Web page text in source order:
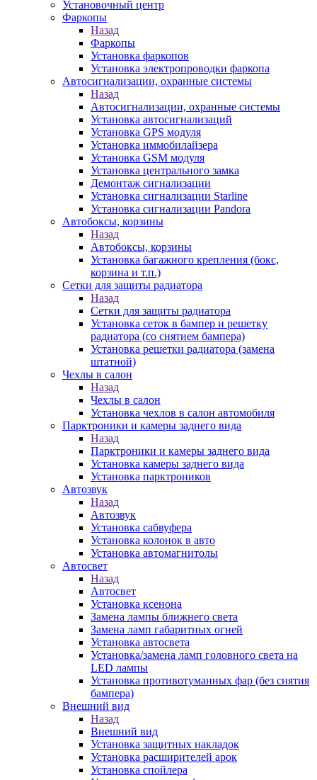
Установочный центр
Фаркопы
Назад
Фаркопы
Установка фаркопов
Установка электропроводки фаркопа
Автосигнализации, охранные системы
Назад
Автосигнализации, охранные системы
Установка автосигнализаций
Установка GPS модуля
Установка иммобилайзера
Установка GSM модуля
Установка центрального замка
Демонтаж сигнализации
Установка сигнализации Starline
Установка сигнализации Pandora
Автобоксы, корзины
Назад
Автобоксы, корзины
Установка багажного крепления (бокс,
корзина и т.п.)
Сетки для защиты радиатора
Назад
Сетки для защиты радиатора
Установка сеток в бампер и решетку
радиатора (со снятием бампера)
Установка решетки радиатора (замена
штатной)
Чехлы в салон
Назад
Чехлы в салон
Установка чехлов в салон автомобиля
Парктроники и камеры заднего вида
Назад
Парктроники и камеры заднего вида
Установка камеры заднего вида
Установка парктроников
Автозвук
Назад
Автозвук
Установка сабвуфера
Установка колонок в авто
Установка автомагнитолы
Автосвет
Назад
Автосвет
Установка ксенона
Замена лампы ближнего света
Замена ламп габаритных огней
Установка автосвета
Установка/замена ламп головного света на
LED лампы
Установка противотуманных фар (без снятия
бампера)
Внешний вид
Назад
Внешний вид
Установка защитных накладок
Установка расширителей арок
Установка спойлера